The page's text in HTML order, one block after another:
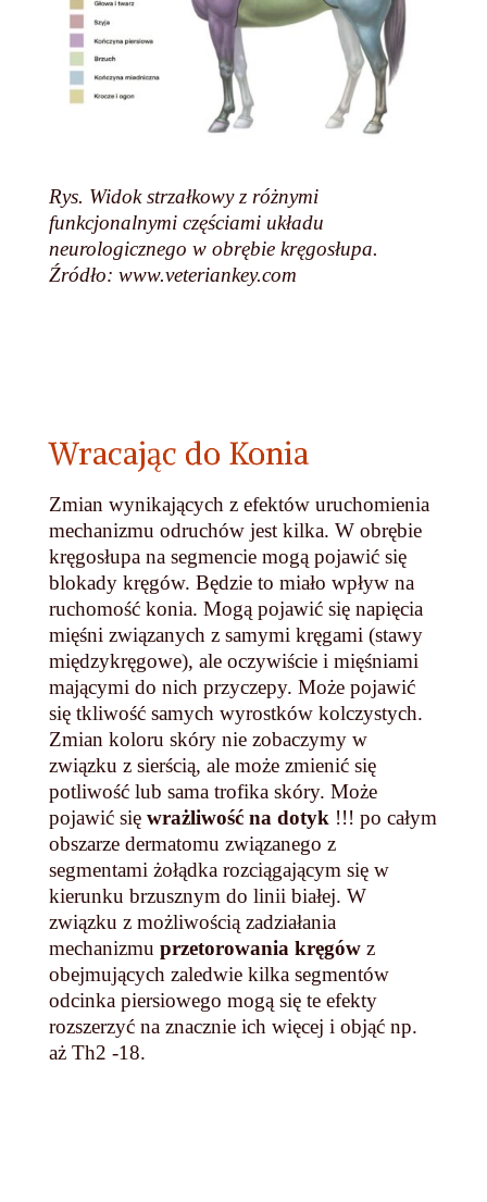
Rys. Widok strzałkowy z różnymi
funkcjonalnymi częściami układu
neurologicznego w obrębie kręgosłupa.
Źródło: www.veteriankey.com
Wracając do Konia
Zmian wynikających z efektów uruchomienia
mechanizmu odruchów jest kilka. W obrębie
kręgosłupa na segmencie mogą pojawić się
blokady kręgów. Będzie to miało wpływ na
ruchomość konia. Mogą pojawić się napięcia
mięśni związanych z samymi kręgami (stawy
międzykręgowe), ale oczywiście i mięśniami
mającymi do nich przyczepy. Może pojawić
się tkliwość samych wyrostków kolczystych.
Zmian koloru skóry nie zobaczymy w
związku z sierścią, ale może zmienić się
potliwość lub sama trofika skóry. Może
pojawić się wrażliwość na dotyk !!! po całym
obszarze dermatomu związanego z
segmentami żołądka rozciągającym się w
kierunku brzusznym do linii białej. W
związku z możliwością zadziałania
mechanizmu przetorowania kręgówz
obejmujących zaledwie kilka segmentów
odcinka piersiowego mogą się te efekty
rozszerzyć na znacznie ich więcej i objąć np.
aż Th2 -18.